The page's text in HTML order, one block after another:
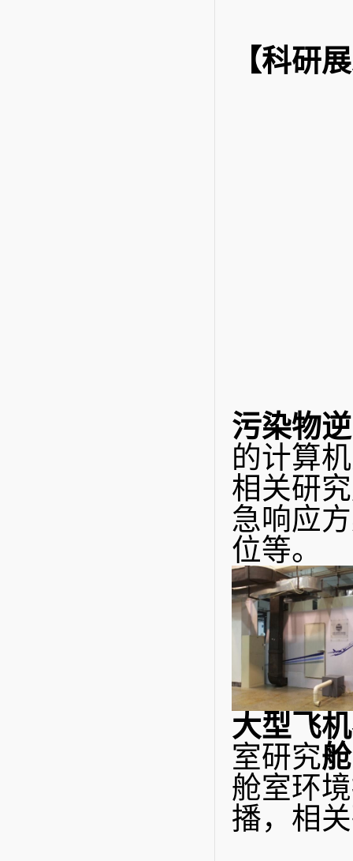
【科研
污染物
的计算
相关研
急响应
位等。
大型飞
室研究
舱室环
播，相